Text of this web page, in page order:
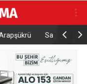
alan Sefo, binlerce
yaşattı